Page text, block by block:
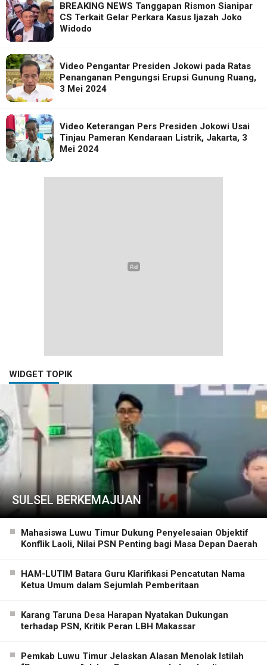
BREAKING NEWS Tanggapan Rismon Sianipar
CS Terkait Gelar Perkara Kasus Ijazah Joko
Widodo
Video Pengantar Presiden Jokowi pada Ratas
Penanganan Pengungsi Erupsi Gunung Ruang,
3 Mei 2024
Video Keterangan Pers Presiden Jokowi Usai
Tinjau Pameran Kendaraan Listrik, Jakarta, 3
Mei 2024
WIDGET TOPIK
SULSEL BERKEMAJUAN
Mahasiswa Luwu Timur Dukung Penyelesaian Objektif
Konflik Laoli, Nilai PSN Penting bagi Masa Depan Daerah
HAM-LUTIM Batara Guru Klarifikasi Pencatutan Nama
Ketua Umum dalam Sejumlah Pemberitaan
Karang Taruna Desa Harapan Nyatakan Dukungan
terhadap PSN, Kritik Peran LBH Makassar
Pemkab Luwu Timur Jelaskan Alasan Menolak Istilah